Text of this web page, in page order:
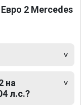
2 Mercedes
на
л.с.?